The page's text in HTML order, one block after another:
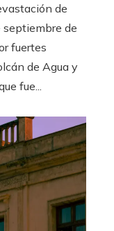
de
septiembre de
fuertes
de Agua y
fue...